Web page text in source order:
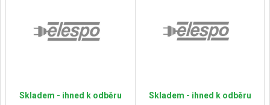
Skladem - ihned k odběru Skladem - ihned k odběru